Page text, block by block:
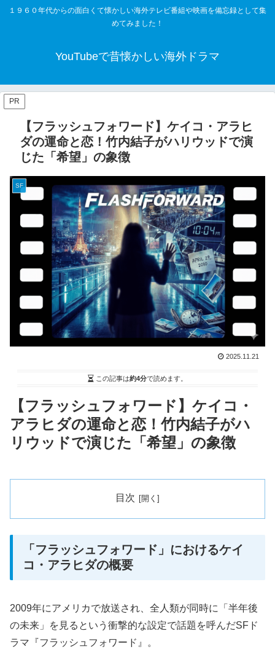
１９６０年代からの面白くて懐かしい海外テレビ番組や映画を備忘録として集
めてみました！
YouTubeで昔懐かしい海外ドラマ
PR
【フラッシュフォワード】ケイコ・アラヒ
ダの運命と恋！竹内結子がハリウッドで演
じた「希望」の象徴
SF
2025.11.21
この記事は約4分で読めます。
【フラッシュフォワード】ケイコ・
アラヒダの運命と恋！竹内結子がハ
リウッドで演じた「希望」の象徴
目次
「フラッシュフォワード」におけるケイ
コ・アラヒダの概要
2009年にアメリカで放送され、全人類が同時に「半年後
の未来」を見るという衝撃的な設定で話題を呼んだSFド
ラマ『フラッシュフォワード』。